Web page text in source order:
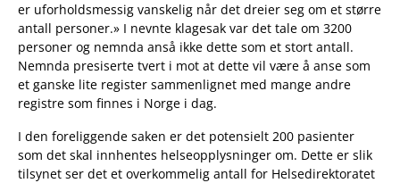
er uforholdsmessig vanskelig når det dreier seg om et større
antall personer.» I nevnte klagesak var det tale om 3200
personer og nemnda anså ikke dette som et stort antall.
Nemnda presiserte tvert i mot at dette vil være å anse som
et ganske lite register sammenlignet med mange andre
registre som finnes i Norge i dag.
I den foreliggende saken er det potensielt 200 pasienter
som det skal innhentes helseopplysninger om. Dette er slik
tilsynet ser det et overkommelig antall for Helsedirektoratet